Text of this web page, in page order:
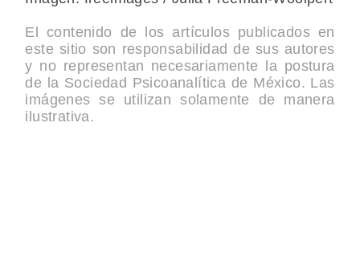
El contenido de los artículos publicados en
este sitio son responsabilidad de sus autores
y no representan necesariamente la postura
de la Sociedad Psicoanalítica de México. Las
imágenes se utilizan solamente de manera
ilustrativa.